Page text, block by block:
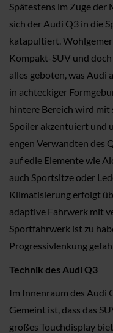
Spätestens im Zuge der
sich der Audi Q3 in die
katapultiert.
Kompakt-SUV und
alles geboten, was Audi
in achteckiger
hintere Bereich wird mit
Spoiler akzentuiert und
engen Verwandten des
auf edle Elemente wie
auch Sportsitze oder
Klimatisierung erfolgt
adaptive Fahrwerk mit
Sportfahrwerk ist zu
Progressivlenkung
Technik des Audi Q3
Im Innenraum des Audi
Gemeint ist, dass das
großes Touchdisplay